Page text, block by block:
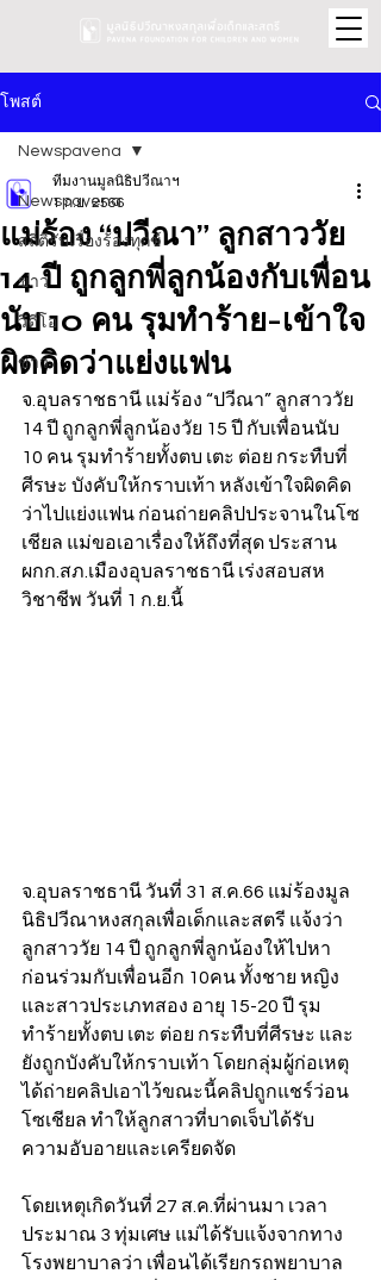
โพสต์
Newspavena
สถิติรับเรื่องร้องทุกข์
ข่าว
วิดีโอ
ข่าว
Newspavena
แม่ร้อง “ปวีณา” ลูกสาววัย
14 ปี ถูกลูกพี่ลูกน้องกับเพื่อน
นับ 10 คน รุมทำร้าย-เข้าใจ
ผิดคิดว่าแย่งแฟน
ทีมงานมูลนิธิปวีณาฯ
1 ก.ย. 2566
จ.อุบลราชธานี แม่ร้อง “ปวีณา” ลูกสาววัย
14 ปี ถูกลูกพี่ลูกน้องวัย 15 ปี กับเพื่อนนับ
10 คน รุมทำร้ายทั้งตบ เตะ ต่อย กระทืบที่
ศีรษะ บังคับให้กราบเท้า หลังเข้าใจผิดคิด
ว่าไปแย่งแฟน ก่อนถ่ายคลิปประจานในโซ
เชียล แม่ขอเอาเรื่องให้ถึงที่สุด ประสาน
ผกก.สภ.เมืองอุบลราชธานี เร่งสอบสห
วิชาชีพ วันที่ 1 ก.ย.นี้
จ.อุบลราชธานี วันที่ 31 ส.ค.66 แม่ร้องมูล
นิธิปวีณาหงสกุลเพื่อเด็กและสตรี แจ้งว่า
ลูกสาววัย 14 ปี ถูกลูกพี่ลูกน้องให้ไปหา
ก่อนร่วมกับเพื่อนอีก 10คน ทั้งชาย หญิง
และสาวประเภทสอง อายุ 15-20 ปี รุม
ทำร้ายทั้งตบ เตะ ต่อย กระทืบที่ศีรษะ และ
ยังถูกบังคับให้กราบเท้า โดยกลุ่มผู้ก่อเหตุ
ได้ถ่ายคลิปเอาไว้ขณะนี้คลิปถูกแชร์ว่อน
โซเชียล ทำให้ลูกสาวที่บาดเจ็บได้รับ
ความอับอายและเครียดจัด
โดยเหตุเกิดวันที่ 27 ส.ค.ที่ผ่านมา เวลา
ประมาณ 3 ทุ่มเศษ แม่ได้รับแจ้งจากทาง
โรงพยาบาลว่า เพื่อนได้เรียกรถพยาบาล